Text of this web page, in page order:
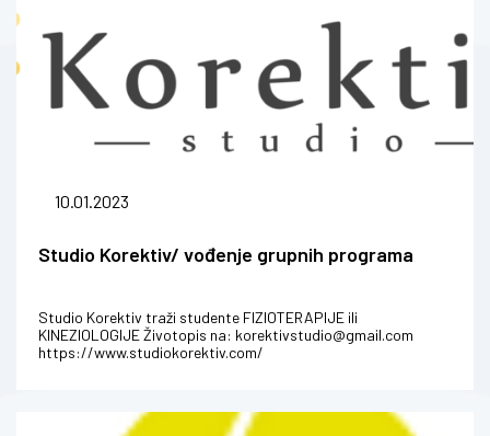
10.01.2023
Studio Korektiv/ vođenje grupnih programa
Studio Korektiv traži studente FIZIOTERAPIJE ili
KINEZIOLOGIJE Životopis na: korektivstudio@gmail.com
https://www.studiokorektiv.com/